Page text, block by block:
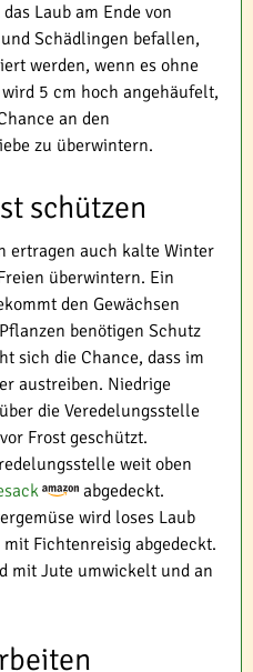
Laub am Ende von
Schädlingen befallen,
werden, wenn es ohne
5 cm hoch angehäufelt,
an den
zu überwintern.
schützen
ertragen auch kalte Winter
überwintern. Ein
den Gewächsen
benötigen Schutz
sich die Chance, dass im
austreiben. Niedrige
die Veredelungsstelle
Frost geschützt.
weit oben
abgedeckt.
wird loses Laub
Fichtenreisig abgedeckt.
mit Jute umwickelt und an